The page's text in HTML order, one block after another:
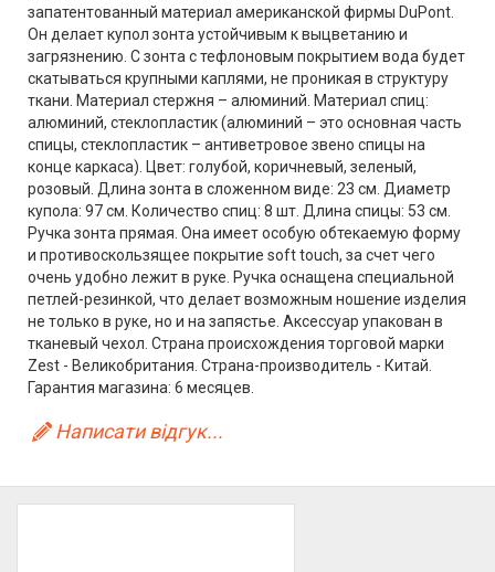
запатентованный материал американской фирмы DuPont.
Он делает купол зонта устойчивым к выцветанию и
загрязнению. С зонта с тефлоновым покрытием вода будет
скатываться крупными каплями, не проникая в структуру
ткани. Материал стержня – алюминий. Материал спиц:
алюминий, стеклопластик (алюминий – это основная часть
спицы, стеклопластик – антиветровое звено спицы на
конце каркаса). Цвет: голубой, коричневый, зеленый,
розовый. Длина зонта в сложенном виде: 23 см. Диаметр
купола: 97 см. Количество спиц: 8 шт. Длина спицы: 53 см.
Ручка зонта прямая. Она имеет особую обтекаемую форму
и противоскользящее покрытие soft touch, за счет чего
очень удобно лежит в руке. Ручка оснащена специальной
петлей-резинкой, что делает возможным ношение изделия
не только в руке, но и на запястье. Аксессуар упакован в
тканевый чехол. Страна происхождения торговой марки
Zest - Великобритания. Страна-производитель - Китай.
Гарантия магазина: 6 месяцев.
Написати відгук...